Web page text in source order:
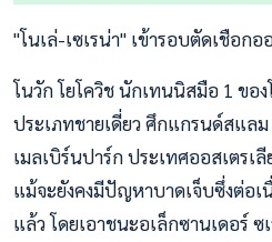
"โนเล่-เซเรน่า" เข้ารอบตัดเชือกอ
โนวัก โยโควิช นักเทนนิสมือ 1 ขอ
ประเภทชายเดี่ยว ศึกแกรนด์สแล
เมลเบิร์นปาร์ก ประเทศออสเตรเ
แม้จะยังคงมีปัญหาบาดเจ็บซึ่งต่อ
แล้ว โดยเอาชนะอเล็กซานเดอร์ ซ